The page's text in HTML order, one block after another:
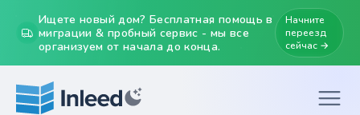
Ищете новый дом? Бесплатная помощь в
миграции & пробный сервис - мы все
организуем от начала до конца.
Начните
переезд
сейчас →